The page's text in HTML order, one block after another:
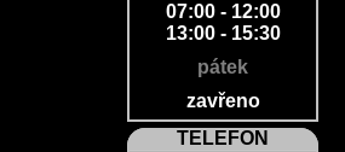
07:00 - 12:00
13:00 - 15:30
pátek
zavřeno
TELEFON